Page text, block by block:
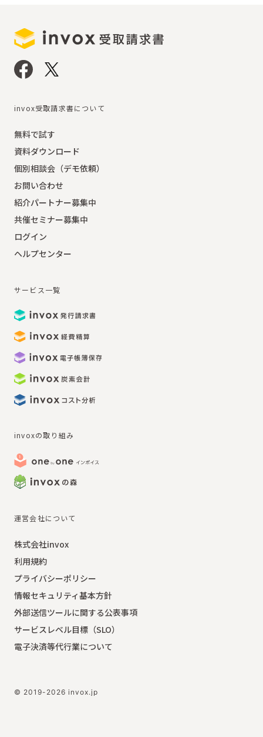
invox受取請求書について
無料で試す
資料ダウンロード
個別相談会（デモ依頼）
お問い合わせ
紹介パートナー募集中
共催セミナー募集中
ログイン
ヘルプセンター
サービス一覧
invoxの取り組み
運営会社について
株式会社invox
利用規約
プライバシーポリシー
情報セキュリティ基本方針
外部送信ツールに関する公表事項
サービスレベル目標（SLO）
電子決済等代行業について
© 2019-2026 invox.jp